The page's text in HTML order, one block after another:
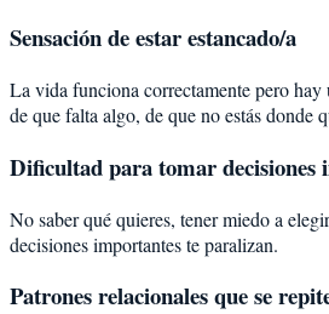
Sensación de estar estancado/a
La vida funciona correctamente pero hay
de que falta algo, de que no estás donde
Dificultad para tomar decisiones
No saber qué quieres, tener miedo a
decisiones importantes te paralizan.
Patrones relacionales que se